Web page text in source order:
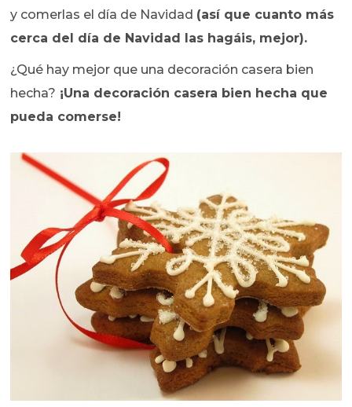
y comerlas el día de Navidad (así que cuanto más
cerca del día de Navidad las hagáis, mejor).
¿Qué hay mejor que una decoración casera bien
hecha? ¡Una decoración casera bien hecha que
pueda comerse!